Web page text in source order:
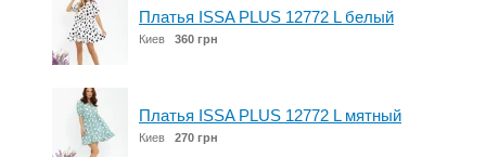
Платья ISSA PLUS 12772 L белый
Киев 360 грн
Платья ISSA PLUS 12772 L мятный
Киев 270 грн